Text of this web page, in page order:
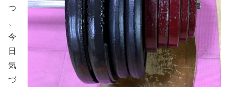
つ
、
今
日
気
づ